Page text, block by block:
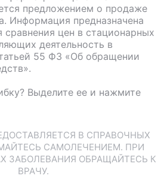
предложением о продаже
Информация предназначена
сравнения цен в стационарных
деятельность в
55 ФЗ «Об обращении
Выделите ее и нажмите
В СПРАВОЧНЫХ
САМОЛЕЧЕНИЕМ. ПРИ
ЗАБОЛЕВАНИЯ ОБРАЩАЙТЕСЬ К
ВРАЧУ.